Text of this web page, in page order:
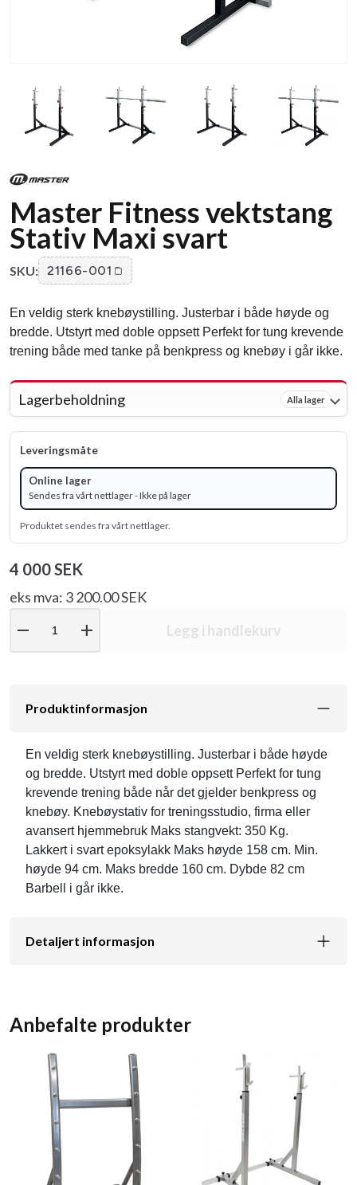
Master Fitness vektstang
Stativ Maxi svart
SKU: 21166-001
En veldig sterk knebøystilling. Justerbar i både høyde og
bredde. Utstyrt med doble oppsett Perfekt for tung krevende
trening både med tanke på benkpress og knebøy i går ikke.
Lagerbeholdning Alla lager
Leveringsmåte
Online lager
Sendes fra vårt nettlager - Ikke på lager
Produktet sendes fra vårt nettlager.
4 000 SEK
eks mva: 3 200.00 SEK
remove add Legg i handlekurv
Produktinformasjon
En veldig sterk knebøystilling. Justerbar i både høyde
og bredde. Utstyrt med doble oppsett Perfekt for tung
krevende trening både når det gjelder benkpress og
knebøy. Knebøystativ for treningsstudio, firma eller
avansert hjemmebruk Maks stangvekt: 350 Kg.
Lakkert i svart epoksylakk Maks høyde 158 cm. Min.
høyde 94 cm. Maks bredde 160 cm. Dybde 82 cm
Barbell i går ikke.
Detaljert informasjon
Anbefalte produkter